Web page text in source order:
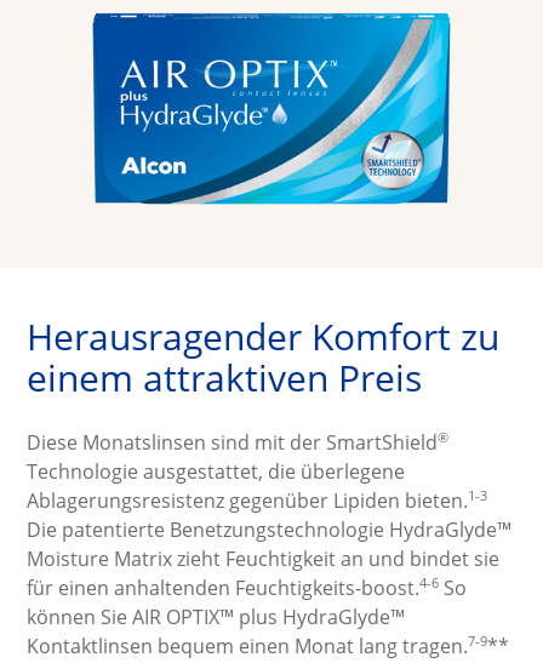
Herausragender Komfort zu
einem attraktiven Preis
Diese Monatslinsen sind mit der SmartShield®
Technologie ausgestattet, die überlegene
Ablagerungsresistenz gegenüber Lipiden bieten.1-3
Die patentierte Benetzungstechnologie HydraGlyde™
Moisture Matrix zieht Feuchtigkeit an und bindet sie
für einen anhaltenden Feuchtigkeits-boost.4-6 So
können Sie AIR OPTIX™ plus HydraGlyde™
Kontaktlinsen bequem einen Monat lang tragen.7-9**